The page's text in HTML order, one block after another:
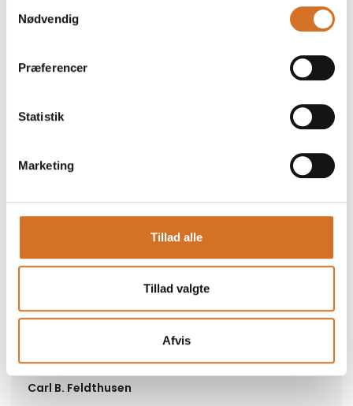
Nødvendig
Præferencer
Statistik
Marketing
Tillad alle
Tillad valgte
Afvis
Produktet er medbragt på messen
Carl B. Feldthusen